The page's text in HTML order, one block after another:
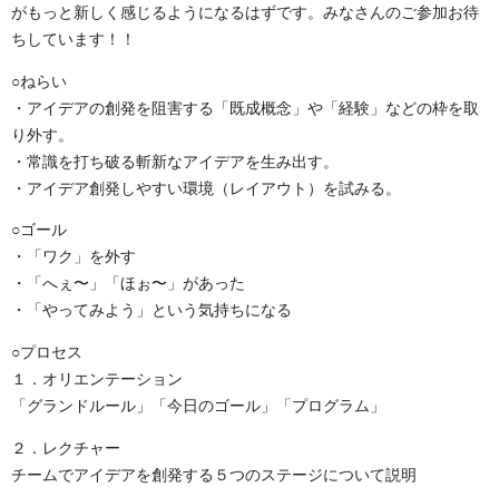
がもっと新しく感じるようになるはずです。みなさんのご参加お待
ちしています！！
○ねらい
・アイデアの創発を阻害する「既成概念」や「経験」などの枠を取
り外す。
・常識を打ち破る斬新なアイデアを生み出す。
・アイデア創発しやすい環境（レイアウト）を試みる。
○ゴール
・「ワク」を外す
・「へぇ〜」「ほぉ〜」があった
・「やってみよう」という気持ちになる
○プロセス
１．オリエンテーション
「グランドルール」「今日のゴール」「プログラム」
２．レクチャー
チームでアイデアを創発する５つのステージについて説明